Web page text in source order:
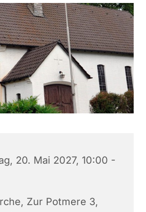
20. Mai 2027, 10:00 -
Zur Potmere 3,